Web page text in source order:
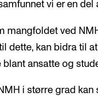
vi er en del
mangfoldet ved
dette, kan bidra til
ansatte og
i større grad